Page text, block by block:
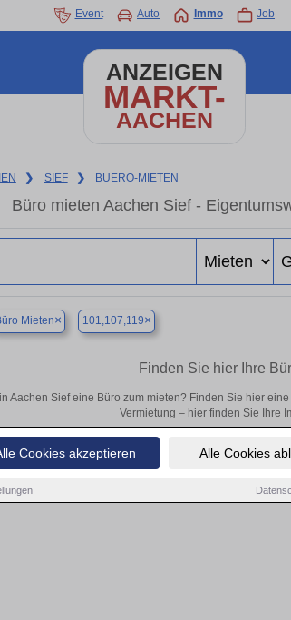
Cookies akzeptieren Alle Cookies
Event Auto Immo Job
ANZEIGEN
MARKT-
AACHEN
❯ SIEF ❯ BUERO-MIETEN
Büro mieten Aachen Sief -
Mieten× 101,107,119×
Finden Sie hier Ihre
Aachen Sief eine Büro zum mieten? Finden Sie hier
Vermietung – hier finden Sie Ihre
derzeit keine passenden Objekte finden. Schauen